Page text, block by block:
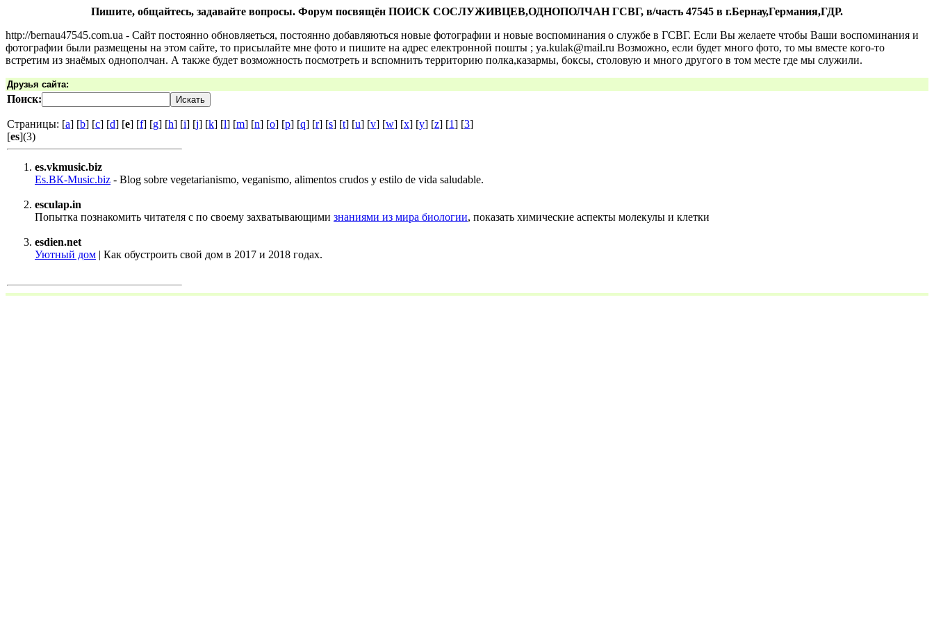
Пишите, общайтесь, задавайте вопросы. Форум посвящён ПОИСК СОСЛУЖИВЦЕВ,ОДНОПОЛЧАН ГСВГ, в/часть 47545 в г.Бернау,Германия,ГДР.
http://bernau47545.com.ua - Сайт постоянно обновляеться, постоянно добавляються новые фотографии и новые воспоминания о службе в ГСВГ. Если Вы желаете чтобы Ваши воспоминания и
фотографии были размещены на этом сайте, то присылайте мне фото и пишите на адрес електронной пошты ; ya.kulak@mail.ru Возможно, если будет много фото, то мы вместе кого-то
встретим из знаёмых однополчан. А также будет возможность посмотреть и вспомнить территорию полка,казармы, боксы, столовую и много другого в том месте где мы служили.
Друзья сайта:
Поиск:
Страницы: [a] [b] [c] [d] [e] [f] [g] [h] [i] [j] [k] [l] [m] [n] [o] [p] [q] [r] [s] [t] [u] [v] [w] [x] [y] [z] [1] [3]
[es](3)
es.vkmusic.biz
Es.ВК-Music.biz - Blog sobre vegetarianismo, veganismo, alimentos crudos y estilo de vida saludable.
esculap.in
Попытка познакомить читателя с по своему захватывающими знаниями из мира биологии, показать химические аспекты молекулы и клетки
esdien.net
Уютный дом | Как обустроить свой дом в 2017 и 2018 годах.